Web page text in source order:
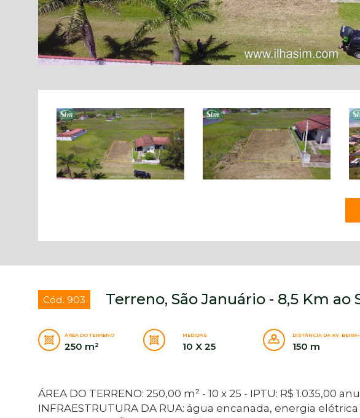
Cód. 903 Terreno, São Januário - 8,5 Km
ÁREA DO TERRENO
250 m²
MEDIDAS
10 X 25
DISTÂNCIA DA AV.
150 m
ÁREA DO TERRENO: 250,00 m² - 10 x 25 - IPTU: R$ 1.035,00
INFRAESTRUTURA DA RUA: água encanada, energia